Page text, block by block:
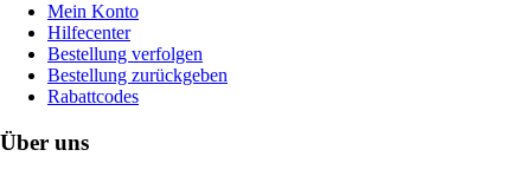
Mein Konto
Hilfecenter
Bestellung verfolgen
Bestellung zurückgeben
Rabattcodes
Über uns